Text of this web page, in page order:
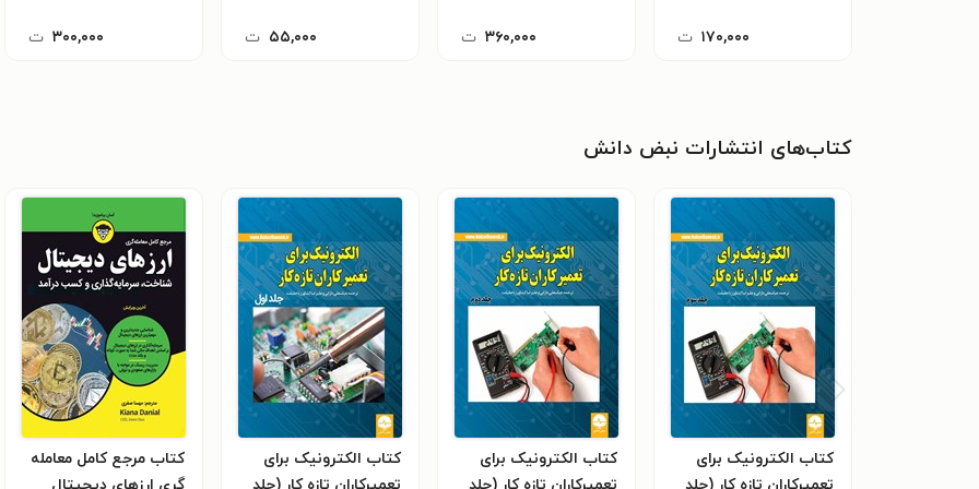
۱۷۰,۰۰۰ ت ۳۶۰,۰۰۰ ت ۵۵,۰۰۰ ت ۳۰۰,۰۰۰ ت
کتاب‌های انتشارات نبض دانش
کتاب الکترونیک برای
کتاب الکترونیک برای
کتاب الکترونیک برای
کتاب مرجع کامل معامله